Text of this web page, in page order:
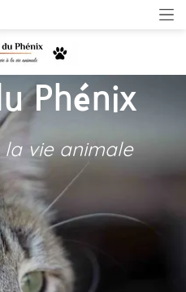
Phénix
vie animale